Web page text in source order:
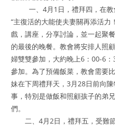
一、4月1日，禮拜四，在教
“主復活的大能使夫妻關再添活力
戲，講座，分享討論，並一起聚
的最後的晚餐。教會將安排人照
婦雙雙參加，大約晚上6：00-6
參加。為了預備飯菜，教會需要
妹在下周禮拜天，3月28日前向
事，特別是做飯和照顧孩子的弟
們。
二、4月2日，禮拜五，受難